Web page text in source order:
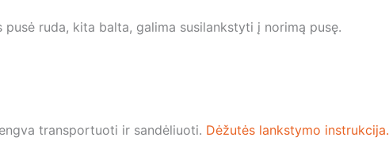
ruda, kita balta, galima susilankstyti į norimą pusę.
transportuoti ir sandėliuoti. Dėžutės lankstymo instrukcija.